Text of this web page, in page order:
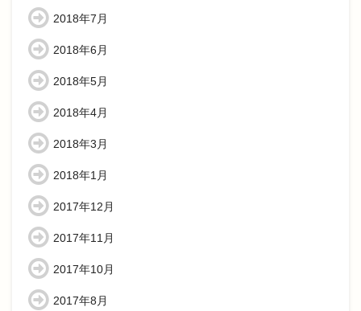
2018年7月
2018年6月
2018年5月
2018年4月
2018年3月
2018年1月
2017年12月
2017年11月
2017年10月
2017年8月